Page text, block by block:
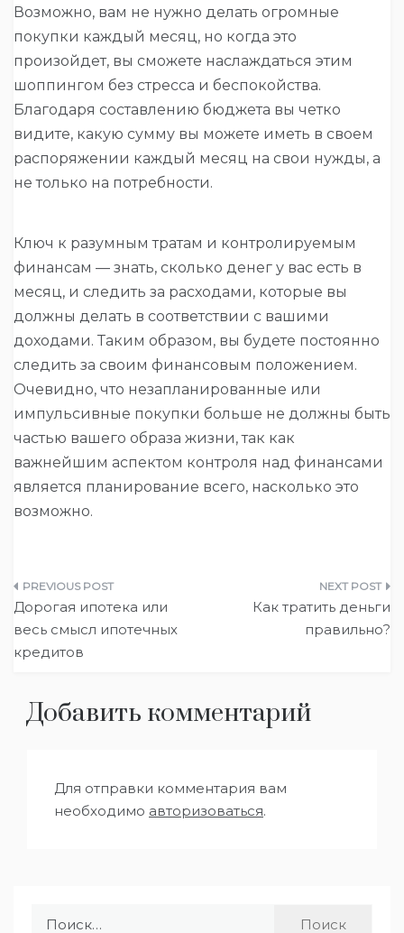
Возможно, вам не нужно делать огромные
покупки каждый месяц, но когда это
произойдет, вы сможете наслаждаться этим
шоппингом без стресса и беспокойства.
Благодаря составлению бюджета вы четко
видите, какую сумму вы можете иметь в своем
распоряжении каждый месяц на свои нужды, а
не только на потребности.
Ключ к разумным тратам и контролируемым
финансам — знать, сколько денег у вас есть в
месяц, и следить за расходами, которые вы
должны делать в соответствии с вашими
доходами. Таким образом, вы будете постоянно
следить за своим финансовым положением.
Очевидно, что незапланированные или
импульсивные покупки больше не должны быть
частью вашего образа жизни, так как
важнейшим аспектом контроля над финансами
является планирование всего, насколько это
возможно.
Навигация
по
записям
Дорогая ипотека или
весь смысл ипотечных
кредитов
Как тратить деньги
правильно?
Добавить комментарий
Для отправки комментария вам
необходимо авторизоваться.